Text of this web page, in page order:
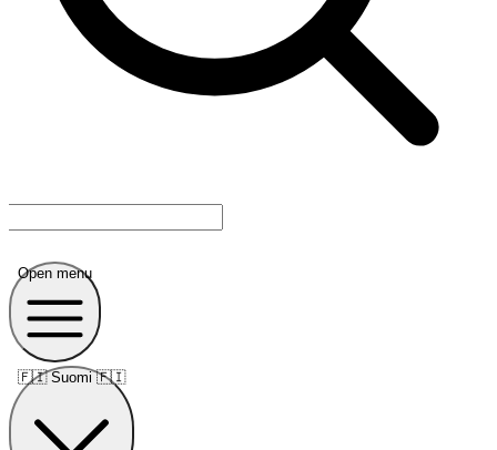
Open menu
🇫🇮 Suomi 🇫🇮